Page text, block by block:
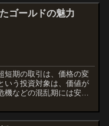
ゴールドの魅力
短期の取引は、価格の変
いう投資対象は、価値が
などの混乱期には安定